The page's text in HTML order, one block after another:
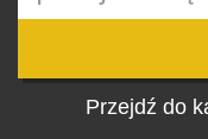
Przejdź do